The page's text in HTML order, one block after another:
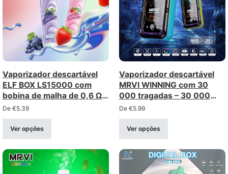
Vaporizador descartável
ELF BOX LS15000 com
bobina de malha de 0,6 Ω –
recarregável com porta
Type-C (intensidade de 0–
5%)
De €5.39
Ver opções
Vaporizador descartável
MRVI WINNING com 30
000 tragadas – 30 000
tragadas (intensidade
2%/5%)
De €5.99
Ver opções